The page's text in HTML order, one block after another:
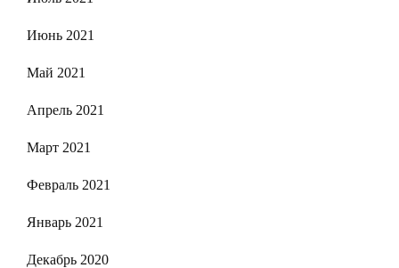
Июнь 2021
Май 2021
Апрель 2021
Март 2021
Февраль 2021
Январь 2021
Декабрь 2020